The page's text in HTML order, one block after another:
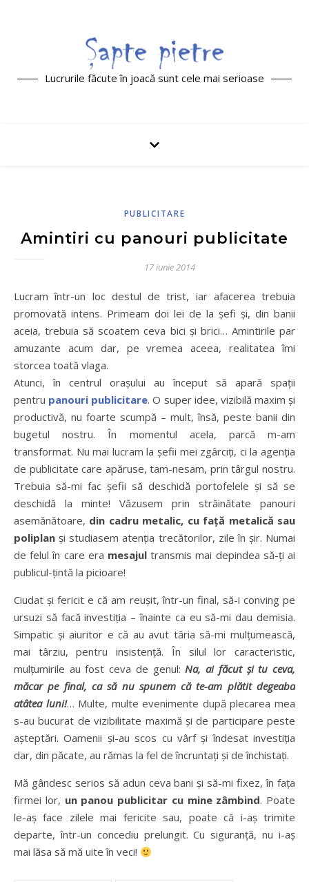
Lucrurile făcute în joacă sunt cele mai serioase
PUBLICITARE
Amintiri cu panouri publicitate
17 iunie 2014
Lucram într-un loc destul de trist, iar afacerea trebuia
promovată intens. Primeam doi lei de la șefi și, din banii
aceia, trebuia să scoatem ceva bici și brici… Amintirile par
amuzante acum dar, pe vremea aceea, realitatea îmi
storcea toată vlaga.
Atunci, în centrul orașului au început să apară spații
pentru panouri publicitare. O super idee, vizibilă maxim și
productivă, nu foarte scumpă – mult, însă, peste banii din
bugetul nostru. În momentul acela, parcă m-am
transformat. Nu mai lucram la șefii mei zgârciți, ci la agenția
de publicitate care apăruse, tam-nesam, prin târgul nostru.
Trebuia să-mi fac șefii să deschidă portofelele și să se
deschidă la minte! Văzusem prin străinătate panouri
asemănătoare, din cadru metalic, cu față metalică sau
poliplan și studiasem atenția trecătorilor, zile în șir. Numai
de felul în care era mesajul transmis mai depindea să-ți ai
publicul-țintă la picioare!
Ciudat și fericit e că am reușit, într-un final, să-i conving pe
ursuzi să facă investiția – înainte ca eu să-mi dau demisia.
Simpatic și aiuritor e că au avut tăria să-mi mulțumească,
mai târziu, pentru insistență. În silul lor caracteristic,
mulțumirile au fost ceva de genul:Na, ai făcut și tu ceva,
măcar pe final, ca să nu spunem că te-am plătit degeaba
atâtea luni!… Multe, multe evenimente după plecarea mea
s-au bucurat de vizibilitate maximă și de participare peste
așteptări. Oamenii și-au scos cu vârf și îndesat investiția
dar, din păcate, au rămas la fel de încruntați și de închistați.
Mă gândesc serios să adun ceva bani și să-mi fixez, în fața
firmei lor, un panou publicitar cu mine zâmbind. Poate
le-aș face zilele mai fericite sau, poate că i-aș trimite
departe, într-un concediu prelungit. Cu siguranță, nu i-aș
mai lăsa să mă uite în veci!